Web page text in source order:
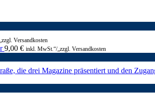
Versandkosten
9,00 € inkl. MwSt.“/„zzgl. Versandkosten